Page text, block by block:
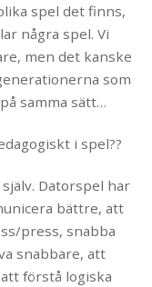
spel det finns,
några spel. Vi
men det kanske
som
samma sätt…
i spel??
Datorspel har
bättre, att
press, snabba
snabbare, att
förstå logiska